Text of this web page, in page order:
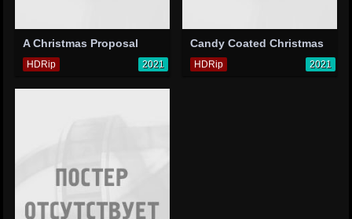
A Christmas Proposal
HDRip 2021
Candy Coated Christmas
HDRip 2021